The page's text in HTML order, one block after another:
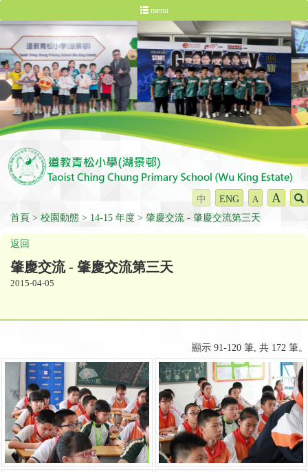
menu
中 ENG A A
首頁 校園動態 14-15 年度 肇慶交流 - 肇慶交流第三天
返回
肇慶交流 - 肇慶交流第三天
2015-04-05
顯示 91-120 筆, 共 172 筆。